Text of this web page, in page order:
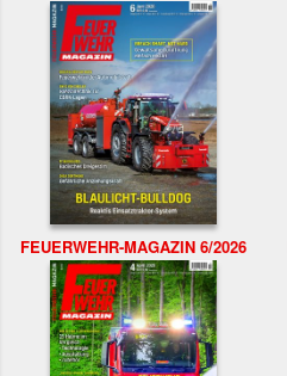
FEUERWEHR-MAGAZIN 6/2026